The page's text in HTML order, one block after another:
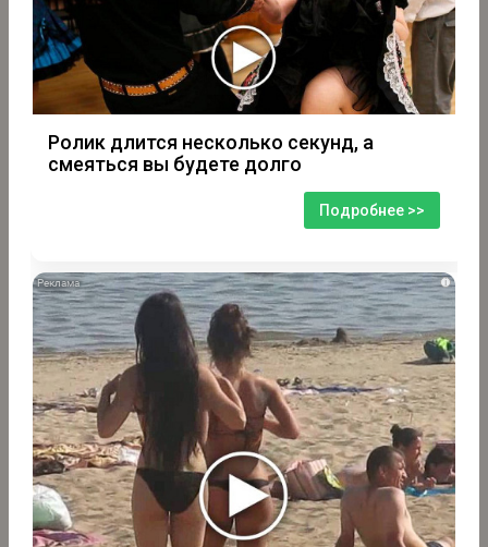
Ролик длится несколько секунд, а
смеяться вы будете долго
Подробнее >>
i